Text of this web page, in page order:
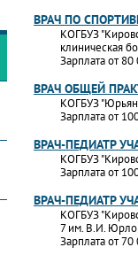
ВРАЧ ПО
КОГБУЗ
клиническая
Зарплата от 80
ВРАЧ ОБЩЕЙ
КОГБУЗ
Зарплата от
ВРАЧ-ПЕДИАТР
КОГБУЗ
Зарплата от
ВРАЧ-ПЕДИАТР
КОГБУЗ
7 им. В.И.
Зарплата от 70